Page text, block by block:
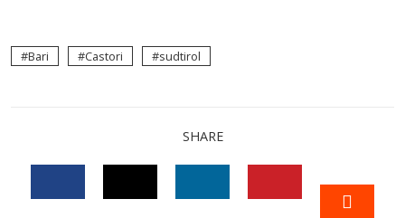
Bari Castori sudtirol
SHARE
PINTEREST